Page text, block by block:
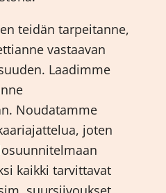
teidän tarpeitanne,
vastaavan
Laadimme
Noudatamme
joten
kaikki tarvittavat